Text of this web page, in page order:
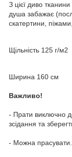
З цієї диво
душа забажає
скатертини,
Щільність 125 г/м2
Ширина 160 см
Важливо!
- Прати виключно
зсідання та
- Можна прасувати.